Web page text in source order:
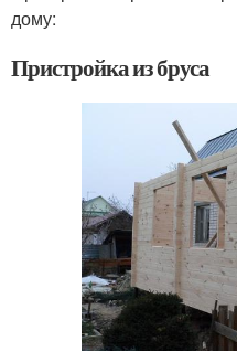
дому:
Пристройка из бруса